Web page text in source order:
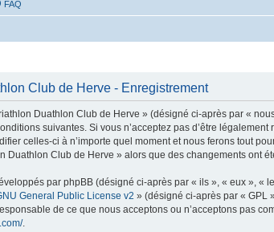
FAQ
Club de Herve - Enregistrement
Duathlon Club de Herve » (désigné ci-après par «
suivantes. Si vous n’acceptez pas d’être
celles-ci à n’importe quel moment et nous ferons tout
Duathlon Club de Herve » alors que des changements ont
par phpBB (désigné ci-après par « ils », « eux »,
General Public License v2 » (désigné ci-après par « GPL
de ce que nous acceptons ou n’acceptons pas
.